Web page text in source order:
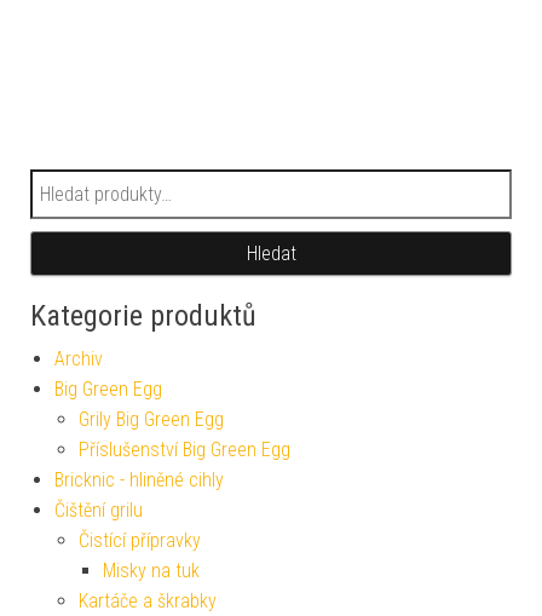
Hledat:
Hledat
Kategorie produktů
Archiv
Big Green Egg
Grily Big Green Egg
Příslušenství Big Green Egg
Bricknic - hliněné cihly
Čištění grilu
Čistící přípravky
Misky na tuk
Kartáče a škrabky